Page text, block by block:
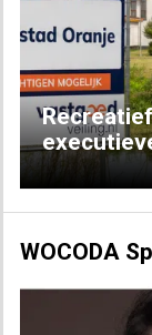
WOCODA